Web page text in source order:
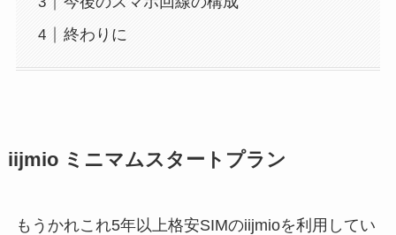
終わりに
iijmio ミニマムスタートプラン
もうかれこれ5年以上格安SIMのiijmioを利用してい